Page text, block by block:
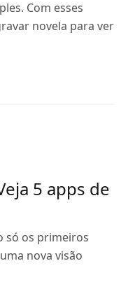
Com esses
novela para ver
5 apps de
só os primeiros
nova visão